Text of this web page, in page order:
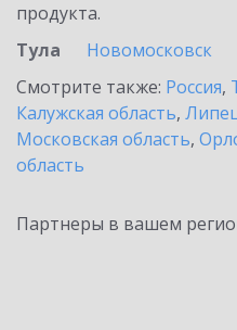
продукта.
Тула
Новомосковск
Смотрите также: Россия,
Калужская область,
Московская область,
область
Партнеры в вашем